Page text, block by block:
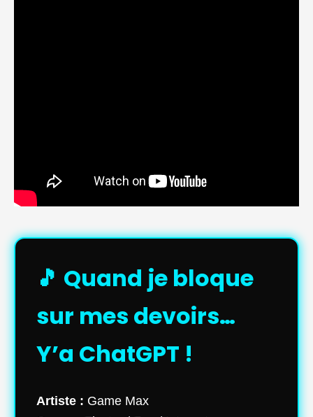
🎵 Quand je bloque
sur mes devoirs…
Y’a ChatGPT !
Artiste : Game Max